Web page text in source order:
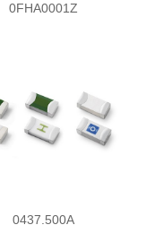
0FHA0001Z
0437.500A